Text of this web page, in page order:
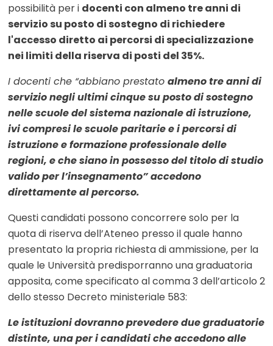
possibilità per i docenti con almeno tre anni di
servizio su posto di sostegno di richiedere
l'accesso diretto ai percorsi di specializzazione
nei limiti della riserva di posti del 35%.
I docenti che “abbiano prestato almeno tre anni di
servizio negli ultimi cinque su posto di sostegno
nelle scuole del sistema nazionale di istruzione,
ivi compresi le scuole paritarie e i percorsi di
istruzione e formazione professionale delle
regioni, e che siano in possesso del titolo di studio
valido per l’insegnamento” accedono
direttamente al percorso.
Questi candidati possono concorrere solo per la
quota di riserva dell’Ateneo presso il quale hanno
presentato la propria richiesta di ammissione, per la
quale le Università predisporranno una graduatoria
apposita, come specificato al comma 3 dell’articolo 2
dello stesso Decreto ministeriale 583:
Le istituzioni dovranno prevedere due graduatorie
distinte, una per i candidati che accedono alle